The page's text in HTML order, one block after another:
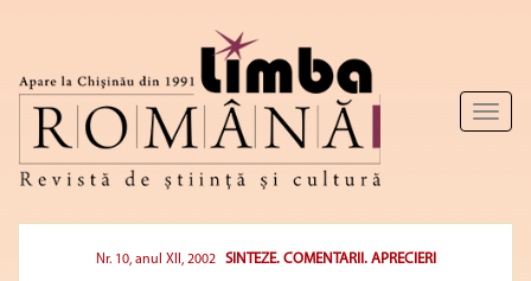
Toggle
Nr. 10, anul XII, 2002 SINTEZE. COMENTARII. APRECIERI